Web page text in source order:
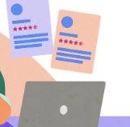
Job no